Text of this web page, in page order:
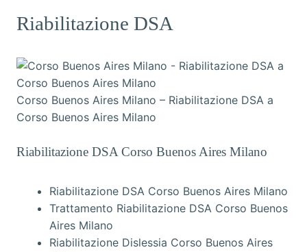
Riabilitazione DSA
Corso Buenos Aires Milano – Riabilitazione DSA a
Corso Buenos Aires Milano
Riabilitazione DSA Corso Buenos Aires Milano
Riabilitazione DSA Corso Buenos Aires Milano
Trattamento Riabilitazione DSA Corso Buenos
Aires Milano
Riabilitazione Dislessia Corso Buenos Aires